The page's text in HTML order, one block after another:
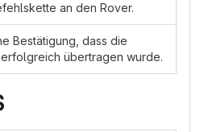
an den Rover.
Bestätigung, dass die
übertragen wurde.